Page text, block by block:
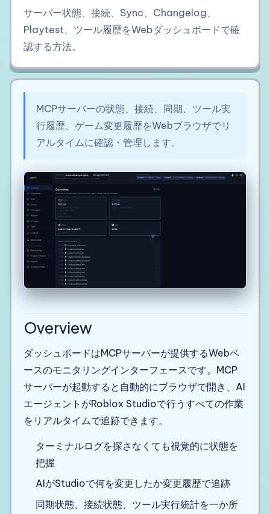
サーバー状態、接続、Sync、Changelog、
Playtest、ツール履歴をWebダッシュボードで確
認する方法。
MCPサーバーの状態、接続、同期、ツール実
行履歴、ゲーム変更履歴をWebブラウザでリ
アルタイムに確認・管理します。
Overview
ダッシュボードはMCPサーバーが提供するWebベ
ースのモニタリングインターフェースです。MCP
サーバーが起動すると自動的にブラウザで開き、AI
エージェントがRoblox Studioで行うすべての作業
をリアルタイムで追跡できます。
ターミナルログを探さなくても視覚的に状態を
把握
AIがStudioで何を変更したか変更履歴で追跡
同期状態、接続状態、ツール実行統計を一か所